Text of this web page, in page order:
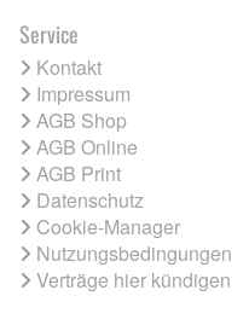
Service
Kontakt
Impressum
AGB Shop
AGB Online
AGB Print
Datenschutz
Cookie-Manager
Nutzungsbedingungen
Verträge hier kündigen